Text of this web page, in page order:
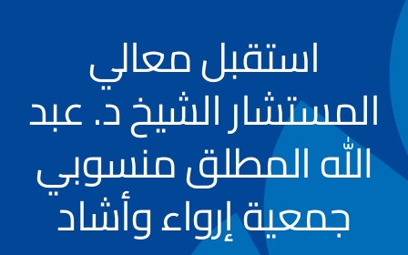
استقبل معالي
المستشار الشيخ د. عبد
الله المطلق منسوبي
جمعية إرواء وأشاد